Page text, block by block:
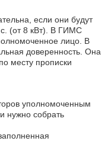
если они будут
(от 8 кВт). В ГИМС
лицо. В
доверенность. Она
месту прописки
уполномоченным
нужно собрать